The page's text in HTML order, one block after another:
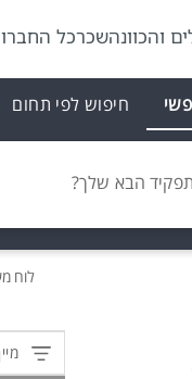
והכוונהשכרכל
חיפוש לפי תחום
הבא שלך?
לוח